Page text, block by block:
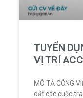
TUYỂN
VỊ TRÍ
MÔ TẢ CÔNG
dắt các cuộc